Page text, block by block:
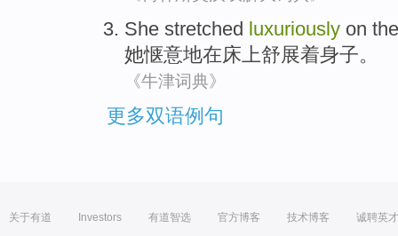
She stretched luxuriously on the
她惬意地在床上舒展着身子。
《牛津词典》
更多双语例句
关于有道 Investors 有道智选 官方博客 技术博客 诚聘英才